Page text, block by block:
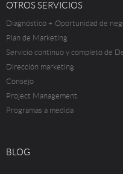
OTROS SERVICIOS
Diagnóstico + Oportunidad de
Plan de Marketing
Servicio continuo y completo de
Dirección marketing
Consejo
Project Management
Programas a medida
BLOG